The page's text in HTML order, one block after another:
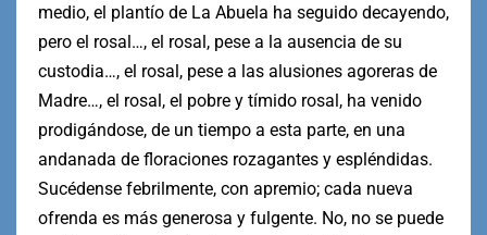
medio, el plantío de La Abuela ha seguido decayendo,
pero el rosal…, el rosal, pese a la ausencia de su
custodia…, el rosal, pese a las alusiones agoreras de
Madre…, el rosal, el pobre y tímido rosal, ha venido
prodigándose, de un tiempo a esta parte, en una
andanada de floraciones rozagantes y espléndidas.
Sucédense febrilmente, con apremio; cada nueva
ofrenda es más generosa y fulgente. No, no se puede